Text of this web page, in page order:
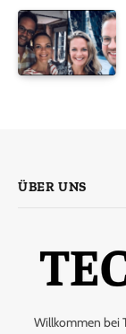
ÜBER UNS
Willkommen bei